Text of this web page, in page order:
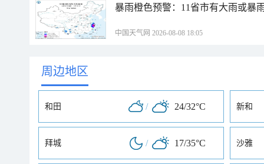
暴雨橙色预警：11省市有大雨或暴
中国天气网 2026-08-08 18:05
周边地区
和田 / 24/32°C 新和
拜城 / 17/35°C 沙雅